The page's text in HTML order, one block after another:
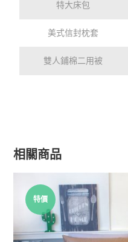
特大床包
美式信封枕套
雙人鋪棉二用被
相關商品
特價